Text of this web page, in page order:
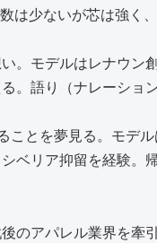
は少ないが芯は強く
。モデルはレナウン
。語り（ナレーショ
とを夢見る。モデ
ベリア抑留を経験。
のアパレル業界を牽